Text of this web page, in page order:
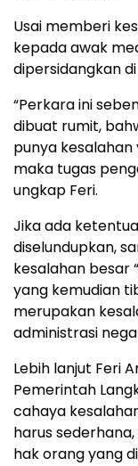
Usai memberi
kepada awak
dipersidangkan
“Perkara ini
dibuat rumit,
punya
maka tugas
ungkap Feri.
Jika ada
diselundupkan,
kesalahan besar
yang kemudian
merupakan
administrasi
Lebih lanjut Feri
Pemerintah
cahaya
harus
hak orang yang